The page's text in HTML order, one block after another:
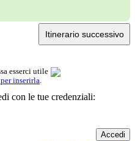
Itinerario successivo
esserci utile
inserirla
con le tue credenziali: